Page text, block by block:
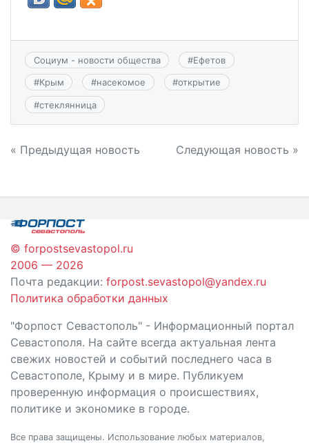
Социум - новости общества #Ефетов
#Крым #насекомое #открытие
#стеклянница
Навигация
записям
« Предыдущая новость Следующая новость »
© forpostsevastopol.ru
2006 — 2026
Почта редакции: forpost.sevastopol@yandex.ru
Политика обработки данных
"Форпост Севастополь" - Информационный портал
Севастополя. На сайте всегда актуальная лента
свежих новостей и событий последнего часа в
Севастополе, Крыму и в мире. Публикуем
проверенную информация о происшествиях,
политике и экономике в городе.
Все права защищены. Использование любых материалов,